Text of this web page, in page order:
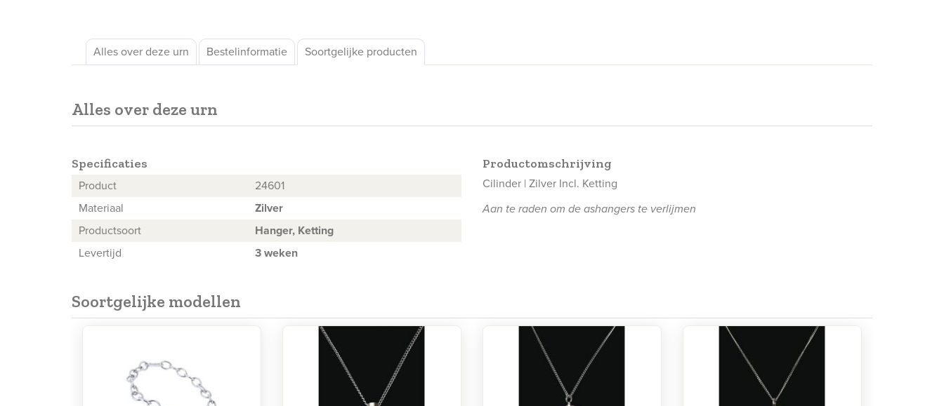
Alles over deze urn Bestelinformatie Soortgelijke producten
Alles over deze urn
Specificaties
Product
24601
Materiaal
Zilver
Productsoort
Hanger, Ketting
Levertijd
3 weken
Productomschrijving
Cilinder | Zilver Incl. Ketting
Aan te raden om de ashangers te verlijmen
Soortgelijke modellen